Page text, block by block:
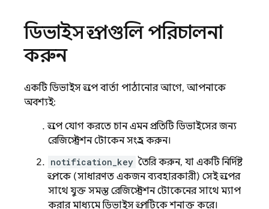
ডিভাইস গ্রুপগুলি পরিচালনা
করুন
একটি ডিভাইস গ্রুপে বার্তা পাঠানোর আগে, আপনাকে
অবশ্যই:
গ্রুপে যোগ করতে চান এমন প্রতিটি ডিভাইসের জন্য
রেজিস্ট্রেশন টোকেন সংগ্রহ করুন।
notification_key তৈরি করুন, যা একটি নির্দিষ্ট
গ্রুপকে (সাধারণত একজন ব্যবহারকারী) সেই গ্রুপের
সাথে যুক্ত সমস্ত রেজিস্ট্রেশন টোকেনের সাথে ম্যাপ
করার মাধ্যমে ডিভাইস গ্রুপটিকে শনাক্ত করে।